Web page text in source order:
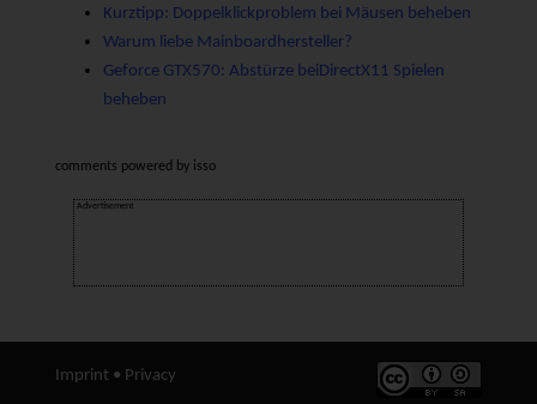
Kurztipp: Doppelklickproblem bei Mäusen beheben
Warum liebe Mainboardhersteller?
Geforce GTX570: Abstürze beiDirectX11 Spielen
beheben
comments powered by isso
Advertisement
Imprint• Privacy